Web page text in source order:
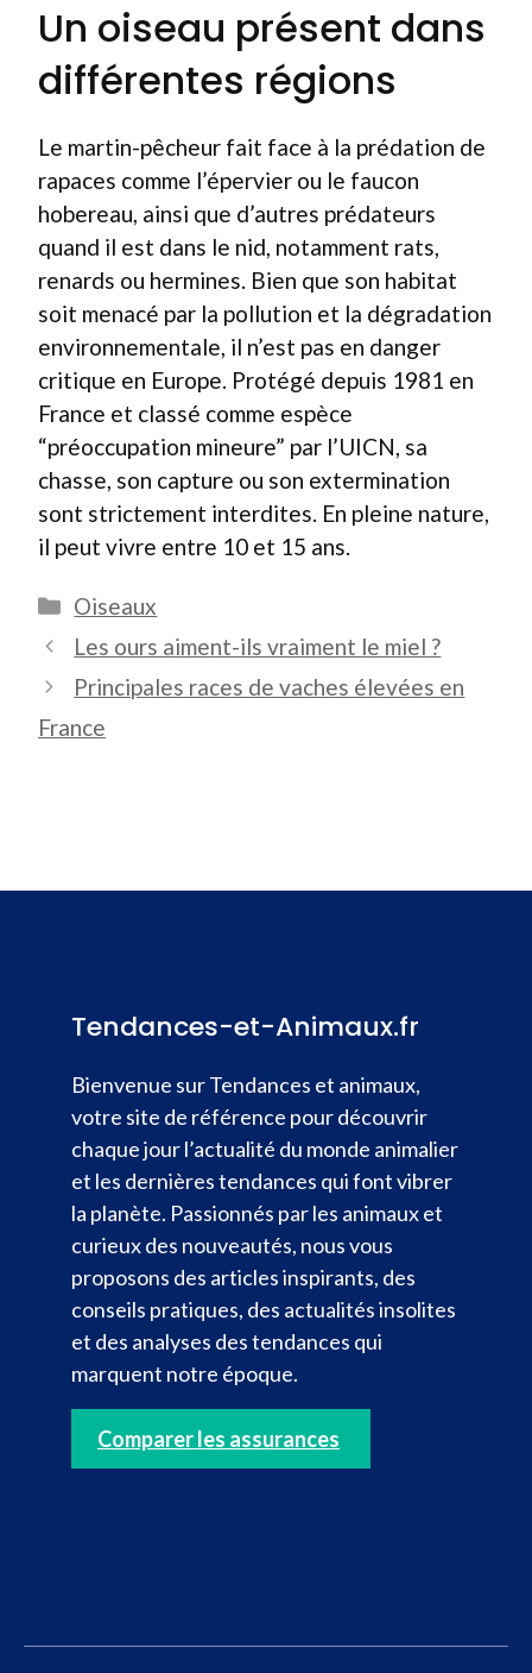
Un oiseau présent dans
différentes régions
Le martin-pêcheur fait face à la prédation de
rapaces comme l’épervier ou le faucon
hobereau, ainsi que d’autres prédateurs
quand il est dans le nid, notamment rats,
renards ou hermines. Bien que son habitat
soit menacé par la pollution et la dégradation
environnementale, il n’est pas en danger
critique en Europe. Protégé depuis 1981 en
France et classé comme espèce
“préoccupation mineure” par l’UICN, sa
chasse, son capture ou son extermination
sont strictement interdites. En pleine nature,
il peut vivre entre 10 et 15 ans.
Catégories
Oiseaux
Les ours aiment-ils vraiment le miel ?
Principales races de vaches élevées en
France
Tendances-et-Animaux.fr
Bienvenue sur Tendances et animaux,
votre site de référence pour découvrir
chaque jour l’actualité du monde animalier
et les dernières tendances qui font vibrer
la planète. Passionnés par les animaux et
curieux des nouveautés, nous vous
proposons des articles inspirants, des
conseils pratiques, des actualités insolites
et des analyses des tendances qui
marquent notre époque.
Comparer les assurances